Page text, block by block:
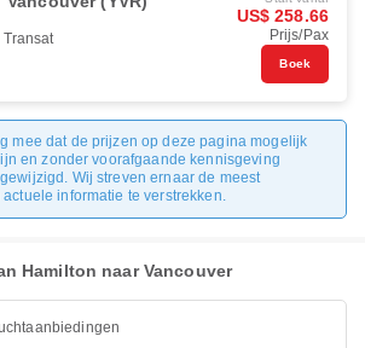
Transat
US$ 258.66
Prijs/Pax
Boek
mee dat de prijzen op deze pagina mogelijk
en zonder voorafgaande kennisgeving
Wij streven ernaar de meest
informatie te verstrekken.
Hamilton naar Vancouver